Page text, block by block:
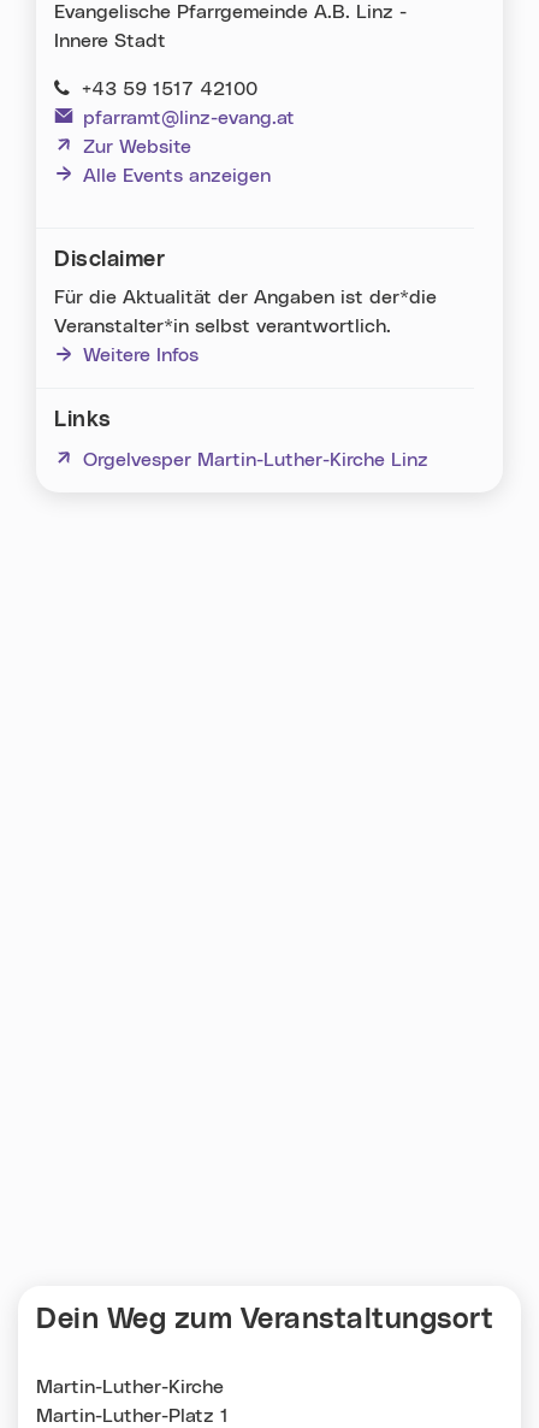
Evangelische Pfarrgemeinde A.B. Linz -
Innere Stadt
+43 59 1517 42100
pfarramt@linz-evang.at
Zur Website
(neues Fenster)
Alle Events anzeigen
Disclaimer
Für die Aktualität der Angaben ist der*die
Veranstalter*in selbst verantwortlich.
Weitere Infos
Links
Orgelvesper Martin-Luther-Kirche Linz
(neues Fenster)
Dein Weg zum Veranstaltungsort
Martin-Luther-Kirche
Martin-Luther-Platz 1